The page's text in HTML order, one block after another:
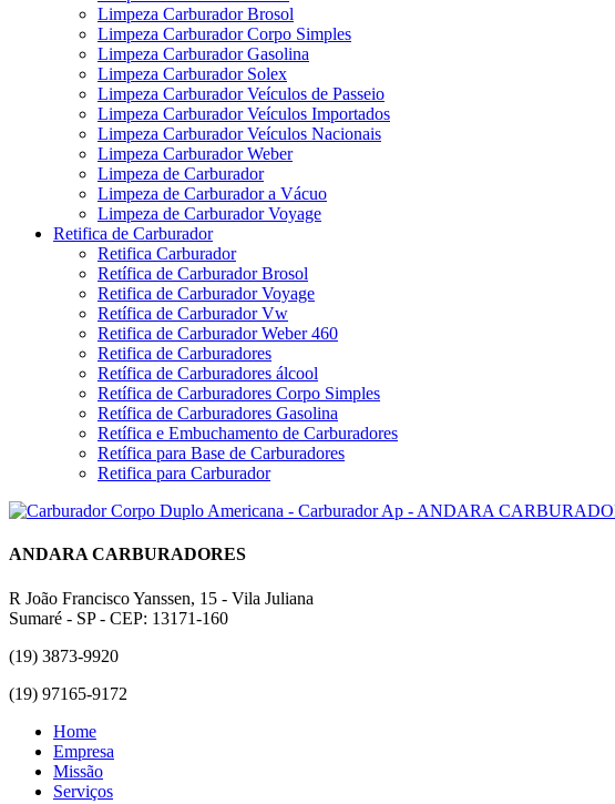
Limpeza Carburador Brosol
Limpeza Carburador Corpo Simples
Limpeza Carburador Gasolina
Limpeza Carburador Solex
Limpeza Carburador Veículos de Passeio
Limpeza Carburador Veículos Importados
Limpeza Carburador Veículos Nacionais
Limpeza Carburador Weber
Limpeza de Carburador
Limpeza de Carburador a Vácuo
Limpeza de Carburador Voyage
Retifica de Carburador
Retifica Carburador
Retífica de Carburador Brosol
Retifica de Carburador Voyage
Retífica de Carburador Vw
Retifica de Carburador Weber 460
Retifica de Carburadores
Retífica de Carburadores álcool
Retífica de Carburadores Corpo Simples
Retífica de Carburadores Gasolina
Retífica e Embuchamento de Carburadores
Retífica para Base de Carburadores
Retifica para Carburador
ANDARA CARBURADORES
R João Francisco Yanssen, 15 - Vila Juliana
Sumaré - SP - CEP: 13171-160
(19) 3873-9920
(19) 97165-9172
Home
Empresa
Missão
Serviços